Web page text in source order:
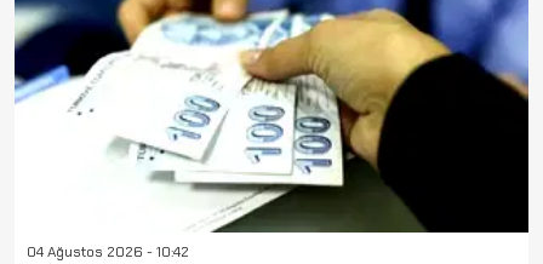
04 Ağustos 2026 - 10:42